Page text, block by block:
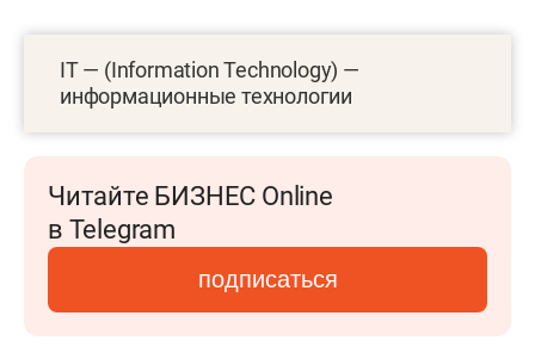
IT — (Information Technology) —
информационные технологии
Читайте БИЗНЕС Online
в Telegram
подписаться